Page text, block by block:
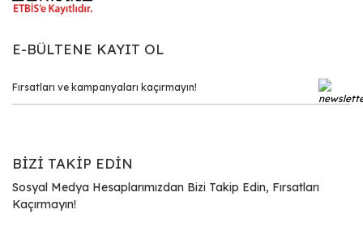
E-BÜLTENE KAYIT OL
BİZİ TAKİP EDİN
Sosyal Medya Hesaplarımızdan Bizi Takip Edin, Fırsatları
Kaçırmayın!